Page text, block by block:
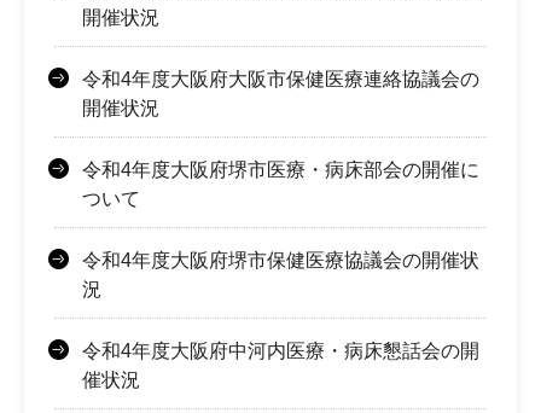
開催状況
令和4年度大阪府大阪市保健医療連絡協議会の
開催状況
令和4年度大阪府堺市医療・病床部会の開催に
ついて
令和4年度大阪府堺市保健医療協議会の開催状
況
令和4年度大阪府中河内医療・病床懇話会の開
催状況